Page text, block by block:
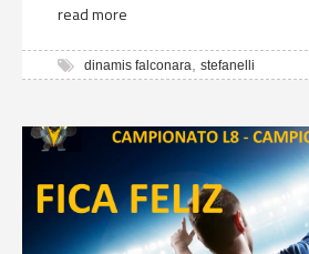
read more
dinamis falconara stefanelli